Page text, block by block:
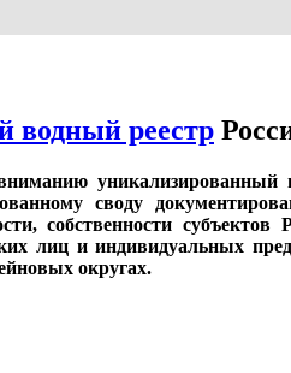
водный реестр
уникализированный
своду
собственности
лиц и индивидуальных
округах.